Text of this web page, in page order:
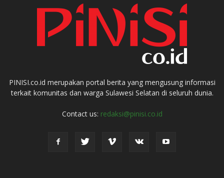
PINISI.co.id merupakan portal berita yang mengusung informasi
terkait komunitas dan warga Sulawesi Selatan di seluruh dunia.
Contact us: redaksi@pinisi.co.id